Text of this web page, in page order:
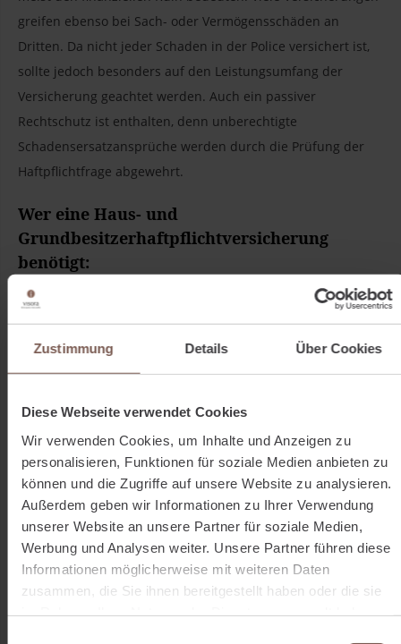
Zustimmung Details Über Cookies
Diese Webseite verwendet Cookies
Wir verwenden Cookies, um Inhalte und Anzeigen zu
personalisieren, Funktionen für soziale Medien anbieten zu
können und die Zugriffe auf unsere Website zu analysieren.
Außerdem geben wir Informationen zu Ihrer Verwendung
unserer Website an unsere Partner für soziale Medien,
Werbung und Analysen weiter. Unsere Partner führen diese
Informationen möglicherweise mit weiteren Daten
zusammen, die Sie ihnen bereitgestellt haben oder die sie
greifen ebenso bei Sach- oder Vermögensschäden an
Dritten. Da nicht jeder Schaden in der Police versichert ist,
sollte jedoch besonders auf den Leistungsumfang der
Versicherung geachtet werden. Auch ein passiver
Rechtschutz ist enthalten, denn unberechtigte
Schadensersatzansprüche werden durch die Prüfung der
Haftpflichtfrage abgewehrt.
Wer eine Haus- und
Grundbesitzerhaftpflichtversicherung
benötigt:
Die Versicherung ist für jeden sinnvoll, ganz gleich, ob
Hausbesitzer, Grundstückseigentümer,
Eigentümergemeinschaft oder Vermieter. Viele Schäden
sind oftmals unvorhersehbar. Besonders hoch ist das Risiko
Räumungspflicht im Winter vergessen oder beschädigte
Dinge nicht direkt bemerken. Sie können dennoch haftbar
gemacht werden. Daher ist die Haus- und
Grundbesitzerhaftpflichtversicherung vor allem für
Vermieter ein Muss, bei selbstbewohntem Eigentum besteht
hingegen oft schon Schutz über die
Privathaftpflichtversicherung.